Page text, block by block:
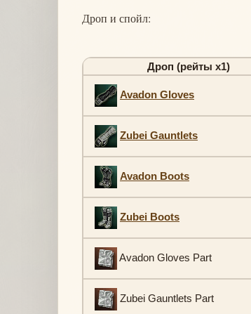
Дроп и спойл:
Дроп (рейты х1)
Avadon Gloves
Zubei Gauntlets
Avadon Boots
Zubei Boots
Avadon Gloves Part
Zubei Gauntlets Part